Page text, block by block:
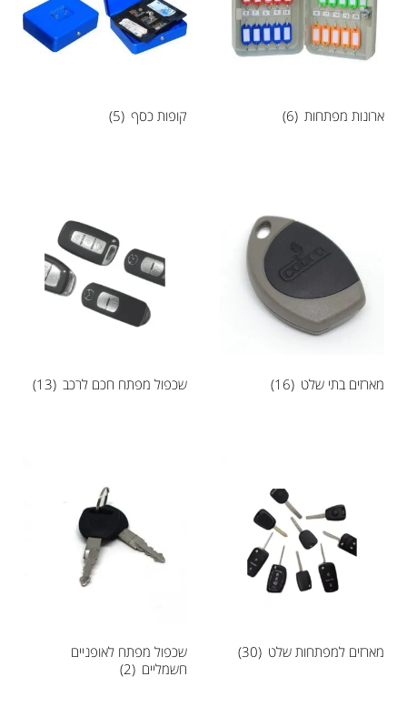
ארונות מפתחות (6) קופות כסף (5)
מארזים בתי שלט (16) שכפול מפתח חכם לרכב (13)
מארזים למפתחות שלט (30)
שכפול מפתח לאופניים
חשמליים (2)